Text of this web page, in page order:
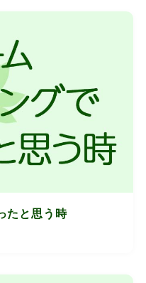
たと思う時